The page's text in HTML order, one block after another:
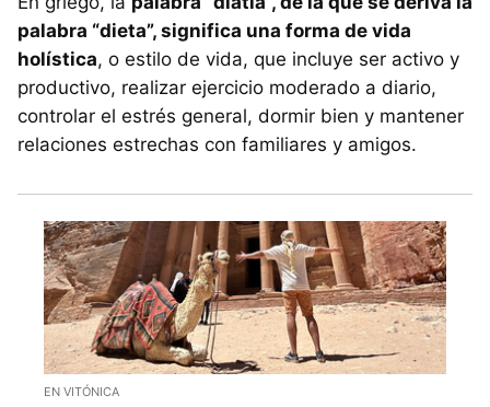
palabra “dieta”, significa una forma de vida
holística, o estilo de vida, que incluye ser activo y
productivo, realizar ejercicio moderado a diario,
controlar el estrés general, dormir bien y mantener
relaciones estrechas con familiares y amigos.
EN VITÓNICA